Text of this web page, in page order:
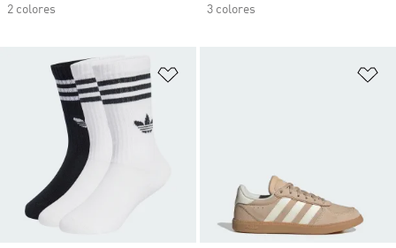
2 colores
3 colores